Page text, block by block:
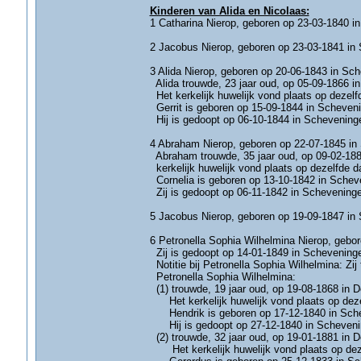
Kinderen van Alida en Nicolaas:
1 Catharina Nierop, geboren op 23-03-1840
2 Jacobus Nierop, geboren op 23-03-1841
3 Alida Nierop, geboren op 20-06-1843 in
Alida trouwde, 23 jaar oud, op 05-09-1866
Het kerkelijk huwelijk vond plaats op
Gerrit is geboren op 15-09-1844 in
Hij is gedoopt op 06-10-1844 in
4 Abraham Nierop, geboren op 22-07-1845
Abraham trouwde, 35 jaar oud, op 09-02-
kerkelijk huwelijk vond plaats op dezelfde
Cornelia is geboren op 13-10-1842 in
Zij is gedoopt op 06-11-1842 in
5 Jacobus Nierop, geboren op 19-09-1847
6 Petronella Sophia Wilhelmina Nierop,
Zij is gedoopt op 14-01-1849 in
Notitie bij Petronella Sophia Wilhelmina:
Petronella Sophia Wilhelmina:
(1) trouwde, 19 jaar oud, op 19-08-1868 in
Het kerkelijk huwelijk vond plaats op
Hendrik is geboren op 17-12-1840 in
Hij is gedoopt op 27-12-1840 in
(2) trouwde, 32 jaar oud, op 19-01-1881 in
Het kerkelijk huwelijk vond plaats op